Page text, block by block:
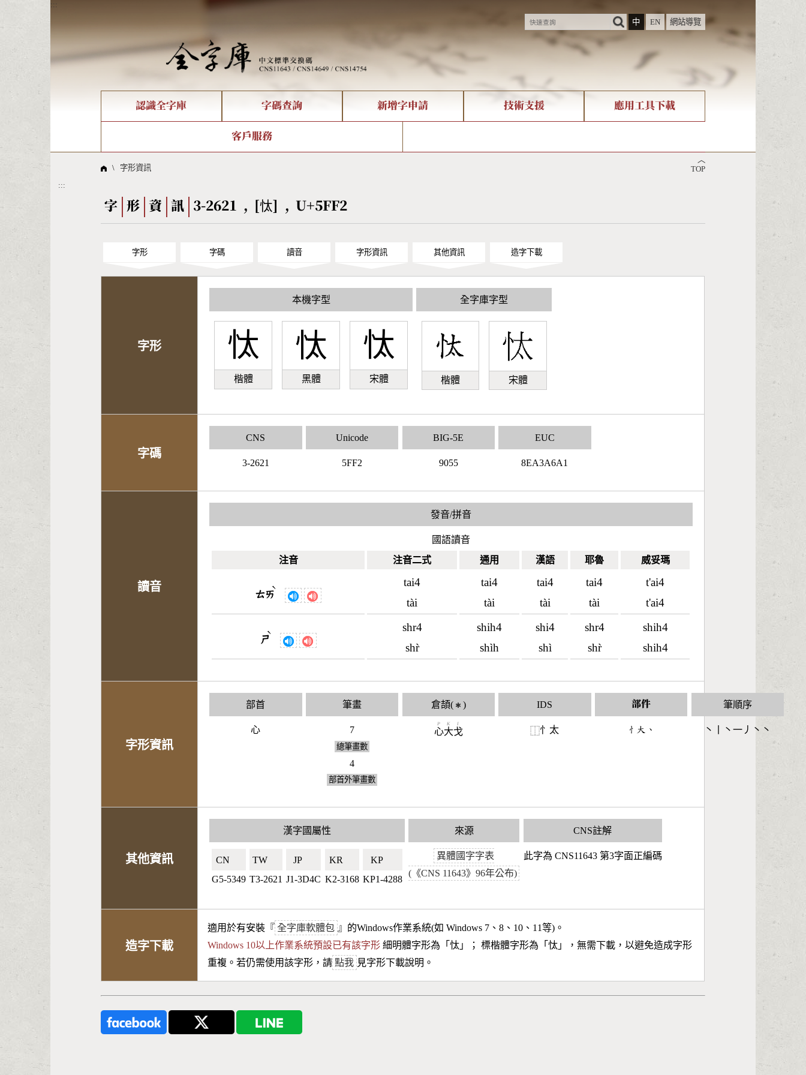
:::
中
EN 網站導覽
認識全字庫
全字庫現況
線上教學
字碼查詢
部件查詢
倉頡查詢
Big5查詢 拼音查詢
新增字申請 技術支援
造字解決方案
應用工具下載
字形下載
客戶服務
問題集
︿
TOP
\ 字形資訊
:::
字 形 資 訊 3-2621 , [忲] , U+5FF2
字形 字碼 讀音 字形資訊 其他資訊 造字下載
字形
本機字型
忲
楷體
忲
黑體
忲
宋體
全字庫字型
楷體 宋體
字碼
CNS
3-2621
Unicode
5FF2
BIG-5E
9055
EUC
8EA3A6A1
讀音
發音/拼音
國語讀音
注音
注音二式 通用 漢語 耶魯 威妥瑪
ㄊㄞ
ˋ
tai4
tài
tai4
tài
tai4
tài
tai4
tài
t'ai4
t'ai4
ㄕ
ˋ
shr4
shr̀
shih4
shìh
shi4
shì
shr4
shr̀
shih4
shih4
字形資訊
部首
心
筆畫
7
總筆畫數
4
部首外筆畫數
倉頡( ✱ )
心
P
大
K
戈
I
IDS
⿰忄太
部件
󶄂󶁨󶀅
筆順序
丶丨丶一丿丶丶
其他資訊
漢字國屬性
CN🇨🇳
G5-5349
TW🇹🇼
T3-2621
JP🇯🇵
J1-3D4C
KR🇰🇷
K2-3168
KP🇰🇵
KP1-4288
來源
異體國字字表
(《CNS 11643》96年公布)
CNS註解
此字為 CNS11643 第3字面正編碼
造字下載
適用於有安裝『 全字庫軟體包 』的Windows作業系統(如 Windows 7、8、10、11等)。
Windows 10以上作業系統預設已有該字形 細明體字形為「忲 」； 標楷體字形為「忲 」，無需下載，以避免造成字形
重複。若仍需使用該字形，請 點我 見字形下載說明。